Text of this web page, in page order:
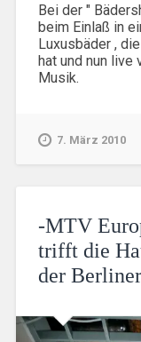
Bei der "
beim Einlaß in
Luxusbäder ,
hat und nun live
Musik.
7. März 2010
-MTV
trifft die
der